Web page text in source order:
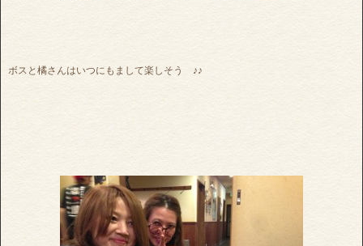
ボスと橘さんはいつにもまして楽しそう ♪♪